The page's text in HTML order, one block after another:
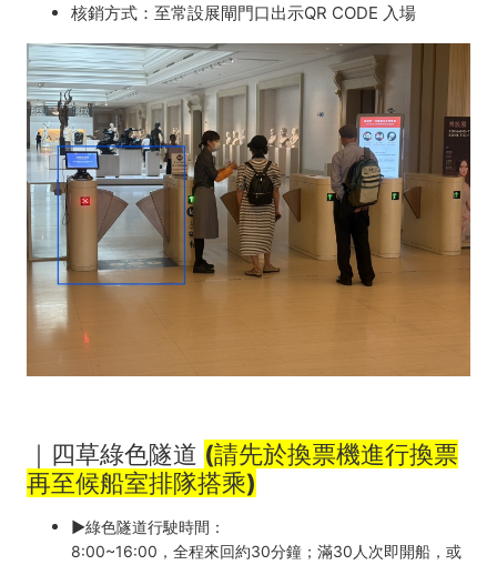
核銷方式：至常設展閘門口出示QR CODE 入場
｜四草綠色隧道 (請先於換票機進行換票
再至候船室排隊搭乘)
►綠色隧道行駛時間：
8:00~16:00，全程來回約30分鐘；滿30人次即開船，或